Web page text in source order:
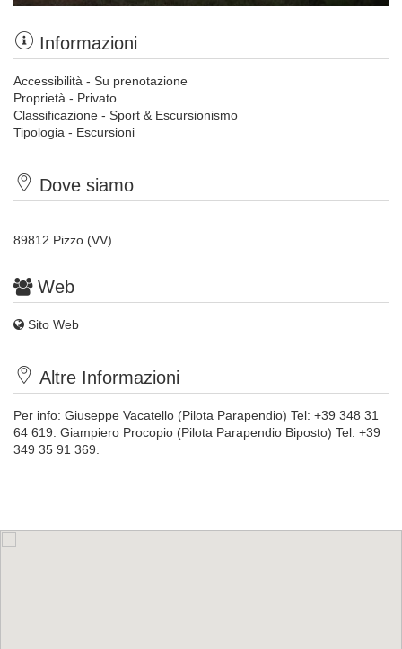
Informazioni
Accessibilità - Su prenotazione
Proprietà - Privato
Classificazione - Sport & Escursionismo
Tipologia - Escursioni
Dove siamo
89812 Pizzo (VV)
Web
Sito Web
Altre Informazioni
Per info: Giuseppe Vacatello (Pilota Parapendio) Tel: +39 348 31
64 619. Giampiero Procopio (Pilota Parapendio Biposto) Tel: +39
349 35 91 369.